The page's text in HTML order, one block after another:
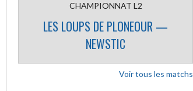
CHAMPIONNAT L2
LES LOUPS DE PLONEOUR —
NEWSTIC
Voir tous les matchs